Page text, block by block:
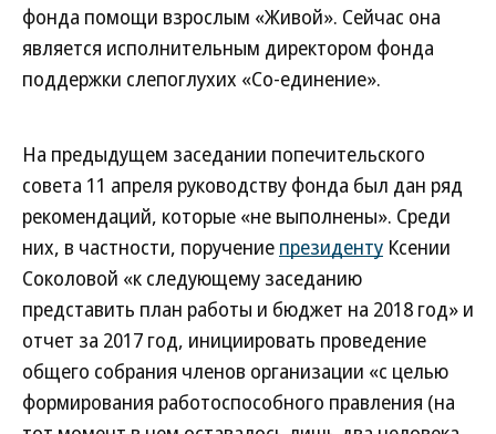
фонда помощи взрослым «Живой». Сейчас она
является исполнительным директором фонда
поддержки слепоглухих «Со-единение».
На предыдущем заседании попечительского
совета 11 апреля руководству фонда был дан ряд
рекомендаций, которые «не выполнены». Среди
них, в частности, поручение президенту Ксении
Соколовой «к следующему заседанию
представить план работы и бюджет на 2018 год» и
отчет за 2017 год, инициировать проведение
общего собрания членов организации «с целью
формирования работоспособного правления (на